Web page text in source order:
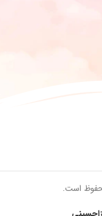
است.